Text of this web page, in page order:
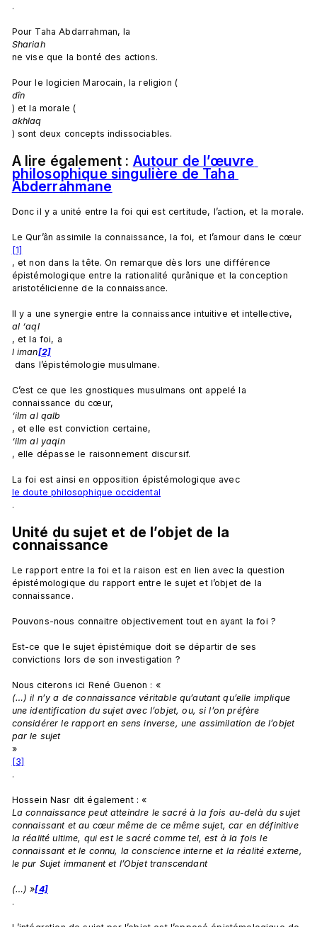
.
Pour Taha Abdarrahman, la
Shariah
ne vise que la bonté des actions.
Pour le logicien Marocain, la religion (
dîn
) et la morale (
akhlaq
A lire également : Autour de l’œuvre
philosophique singulière de Taha
Abderrahmane
Donc il y a unité entre la foi qui est certitude, l’action, et la morale.
Le Qur’ân assimile la connaissance, la foi, et l’amour dans le cœur
[1]
, et non dans la tête. On remarque dès lors une différence
épistémologique entre la rationalité qurânique et la conception
aristotélicienne de la connaissance.
Il y a une synergie entre la connaissance intuitive et intellective,
al ‘aql
, et la foi, a
l iman[2]
dans l’épistémologie musulmane.
C’est ce que les gnostiques musulmans ont appelé la
connaissance du cœur,
‘ilm al qalb
, et elle est conviction certaine,
‘ilm al yaqin
, elle dépasse le raisonnement discursif.
La foi est ainsi en opposition épistémologique avec
le doute philosophique occidental
Unité du sujet et de l’objet de la
connaissance
Le rapport entre la foi et la raison est en lien avec la question
épistémologique du rapport entre le sujet et l’objet de la
connaissance.
Pouvons-nous connaitre objectivement tout en ayant la foi ?
Est-ce que le sujet épistémique doit se départir de ses
convictions lors de son investigation ?
Nous citerons ici René Guenon : «
(…) il n’y a de connaissance véritable qu’autant qu’elle implique
une identification du sujet avec l’objet, ou, si l’on préfère
considérer le rapport en sens inverse, une assimilation de l’objet
par le sujet
»
[3]
.
Hossein Nasr dit également : «
La connaissance peut atteindre le sacré à la fois au-delà du sujet
connaissant et au cœur même de ce même sujet, car en définitive
la réalité ultime, qui est le sacré comme tel, est à la fois le
connaissant et le connu, la conscience interne et la réalité externe,
le pur Sujet immanent et l’Objet transcendant
(…) »[4]
.